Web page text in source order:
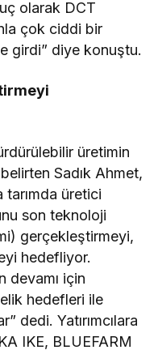
olarak DCT
çok ciddi bir
girdi” diye konuştu.
üretimin
Sadık Ahmet,
tarımda üretici
son teknoloji
gerçekleştirmeyi,
hedefliyor.
devamı için
hedefleri ile
dedi. Yatırımcılara
IKE, BLUEFARM